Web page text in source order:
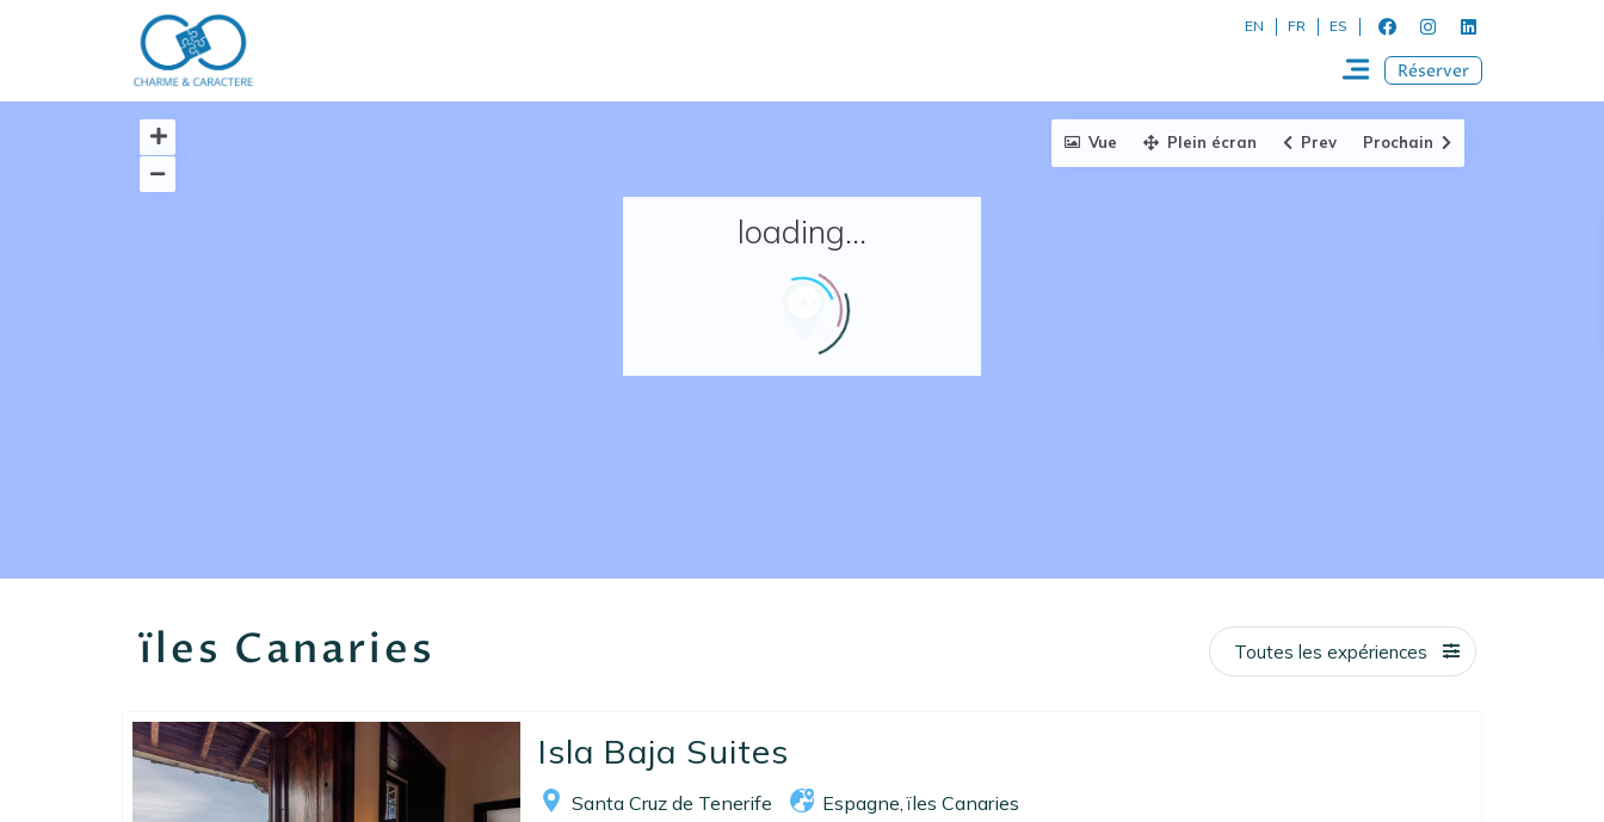
EN FR
EN FR ES
Réserver
loading...
Vue Plein écran Prev Prochain
ïles Canaries Toutes les expériences
Isla Baja Suites
Santa Cruz de Tenerife Espagne ,ïles Canaries